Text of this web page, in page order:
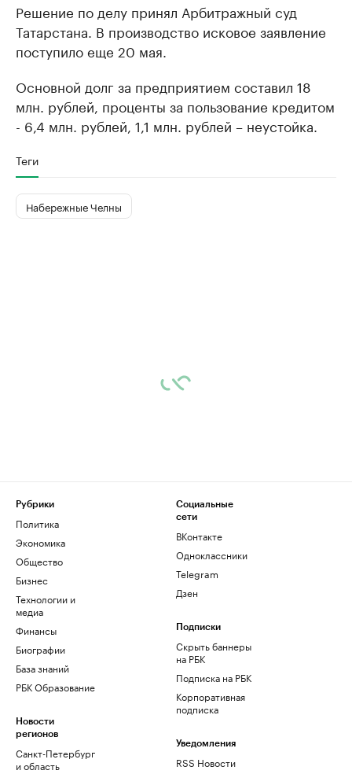
Решение по делу принял Арбитражный суд
Татарстана. В производство исковое заявление
поступило еще 20 мая.
Основной долг за предприятием составил 18
млн. рублей, проценты за пользование кредитом
- 6,4 млн. рублей, 1,1 млн. рублей – неустойка.
Теги
Набережные Челны
Рубрики
Политика
Экономика
Общество
Бизнес
Технологии и
медиа
Финансы
Биографии
База знаний
РБК Образование
Новости
регионов
Санкт-Петербург
и область
Социальные
сети
ВКонтакте
Одноклассники
Telegram
Дзен
Подписки
Скрыть баннеры
на РБК
Подписка на РБК
Корпоративная
подписка
Уведомления
RSS Новости